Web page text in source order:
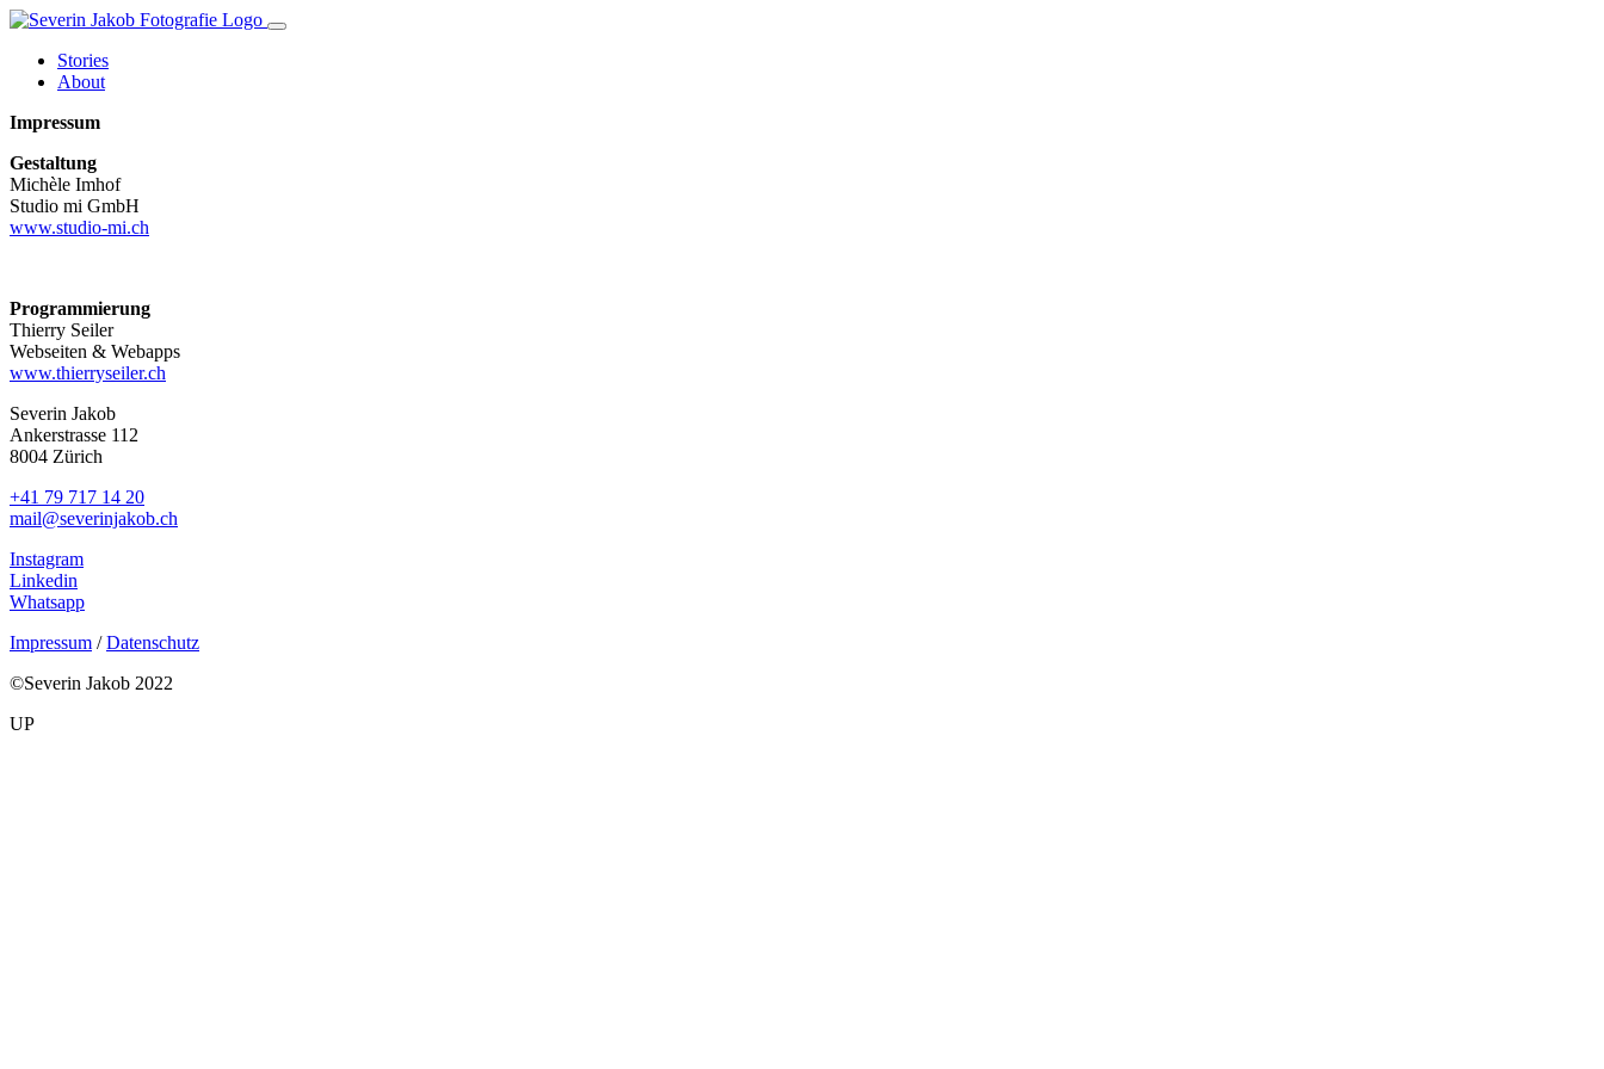
Stories
About
Impressum
Gestaltung
Michèle Imhof
Studio mi GmbH
www.studio-mi.ch
Programmierung
Thierry Seiler
Webseiten & Webapps
www.thierryseiler.ch
Severin Jakob
Ankerstrasse 112
8004 Zürich
+41 79 717 14 20
mail@severinjakob.ch
Instagram
Linkedin
Whatsapp
Impressum /Datenschutz
©Severin Jakob 2022
UP